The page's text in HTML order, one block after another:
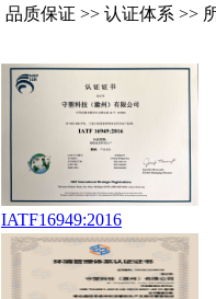
品质保证 >> 认证体系 >>
IATF16949:2016